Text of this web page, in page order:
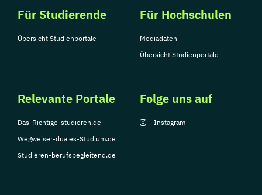
Für Studierende
Übersicht Studienportale
Für Hochschulen
Mediadaten
Übersicht Studienportale
Relevante Portale
Das-Richtige-studieren.de
Wegweiser-duales-Studium.de
Studieren-berufsbegleitend.de
Folge uns auf
Instagram